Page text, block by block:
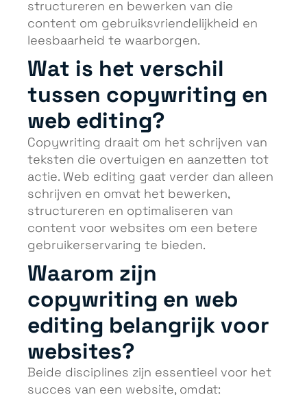
structureren en bewerken van die
content om gebruiksvriendelijkheid en
leesbaarheid te waarborgen.
Wat is het verschil
tussen copywriting en
web editing?
Copywriting draait om het schrijven van
teksten die overtuigen en aanzetten tot
actie. Web editing gaat verder dan alleen
schrijven en omvat het bewerken,
structureren en optimaliseren van
content voor websites om een betere
gebruikerservaring te bieden.
Waarom zijn
copywriting en web
editing belangrijk voor
websites?
Beide disciplines zijn essentieel voor het
succes van een website, omdat: